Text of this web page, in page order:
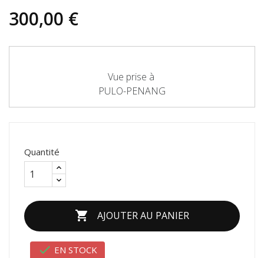
300,00 €
Vue prise à
PULO-PENANG
Quantité
 AJOUTER AU PANIER
 EN STOCK